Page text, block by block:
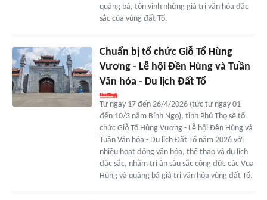
quảng bá, tôn vinh những giá trị văn hóa đặc
sắc của vùng đất Tổ.
Chuẩn bị tổ chức Giỗ Tổ Hùng
Vương - Lễ hội Đền Hùng và Tuần
Văn hóa - Du lịch Đất Tổ
Từ ngày 17 đến 26/4/2026 (tức từ ngày 01
đến 10/3 năm Bính Ngọ), tỉnh Phú Thọ sẽ tổ
chức Giỗ Tổ Hùng Vương - Lễ hội Đền Hùng và
Tuần Văn hóa - Du lịch Đất Tổ năm 2026 với
nhiều hoạt động văn hóa, thể thao và du lịch
đặc sắc, nhằm tri ân sâu sắc công đức các Vua
Hùng và quảng bá giá trị văn hóa vùng đất Tổ.